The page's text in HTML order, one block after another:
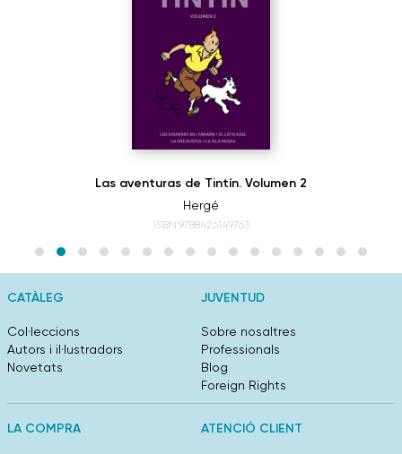
Las aventuras de Tintín. Volumen 2
Hergé
ISBN:9788426149763
CATÀLEG
Col·leccions
Autors i il·lustradors
Novetats
JUVENTUD
Sobre nosaltres
Professionals
Blog
Foreign Rights
LA COMPRA ATENCIÓ CLIENT